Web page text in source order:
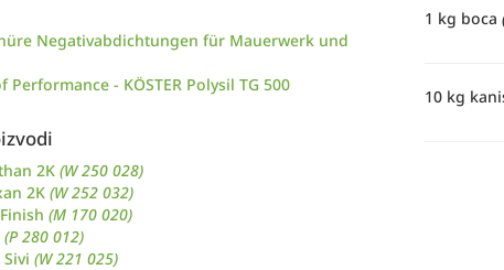
Negativabdichtungen für Mauerwerk und
Performance - KÖSTER Polysil TG 500
2K (W 250 028)
2K (W 252 032)
(M 170 020)
(P 280 012)
Sivi (W 221 025)
1 kg boca
10 kg